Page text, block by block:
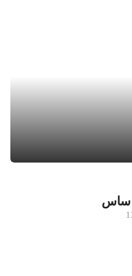
ساس